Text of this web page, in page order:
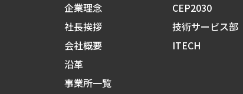
企業理念
社長挨拶
会社概要
沿革
事業所一覧
CEP2030
技術サービス部
ITECH